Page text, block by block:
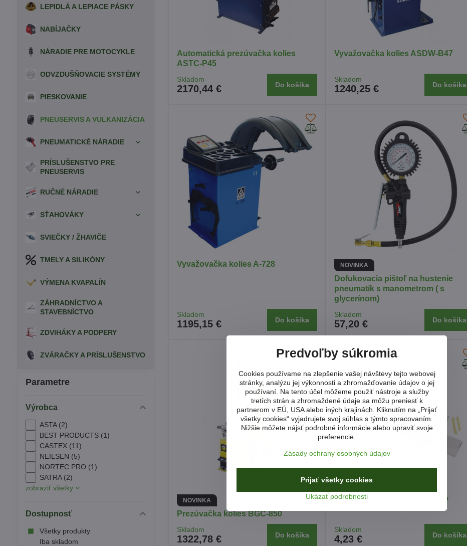
Automatická prezúvačka kolies
ASTC-P45
Skladom
2170,44 € Do košíka
Vyvažovačka kolies ASDW-B47
Skladom
1240,25 € Do košíka
Vyvažovačka kolies A-728
Skladom
1195,15 € Do košíka
NOVINKA
Dofukovacia pištoľ na hustenie
pneumatík s manometrom ( s
glycerínom)
Skladom
57,20 € Do košíka
NOVINKA
Prezúvačka kolies BGC-850
Skladom
1322,78 € Do košíka
Opravná sada pre pneumatiky
Skladom
4,23 € Do košíka
Parametre
Výrobca
ASTA (2)
BEST PRODUCTS (1)
CASTEX (11)
NEILSEN (5)
NORTEC PRO (1)
SATRA (2)
zobraziť všetky
Dostupnosť
Všetky produkty
Iba skladom
LEPIDLÁ A LEPIACE PÁSKY
NABÍJAČKY
NÁRADIE PRE MOTOCYKLE
ODVZDUŠŇOVACIE SYSTÉMY
PIESKOVANIE
PNEUSERVIS A VULKANIZÁCIA
PNEUMATICKÉ NÁRADIE
PRÍSLUŠENSTVO PRE
PNEUSERVIS
RUČNÉ NÁRADIE
SŤAHOVÁKY
SVIEČKY / ŽHAVIČE
TMELY A SILIKÓNY
VÝMENA KVAPALÍN
ZÁHRADNÍCTVO A
STAVEBNÍCTVO
ZDVIHÁKY A PODPERY
ZVÁRAČKY A PRÍSLUŠENSTVO Predvoľby súkromia
Cookies používame na zlepšenie vašej návštevy tejto webovej
stránky, analýzu jej výkonnosti a zhromažďovanie údajov o jej
používaní. Na tento účel môžeme použiť nástroje a služby
tretích strán a zhromaždené údaje sa môžu preniesť k
partnerom v EÚ, USA alebo iných krajinách. Kliknutím na „Prijať
všetky cookies“ vyjadrujete svoj súhlas s týmto spracovaním.
Nižšie môžete nájsť podrobné informácie alebo upraviť svoje
preferencie.
Zásady ochrany osobných údajov
Ukázať podrobnosti
Prijať všetky cookies